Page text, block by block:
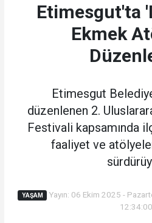
Etimesgut'ta
Ekmek
Etimesgut
düzenlenen 2.
Festivali kapsamında
faaliyet ve
YAŞAM
Yayın: 06 Ekim 2025 -
12:34:00